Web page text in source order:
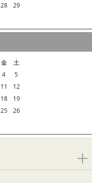
28
29
金
土
4
5
11
12
18
19
25
26